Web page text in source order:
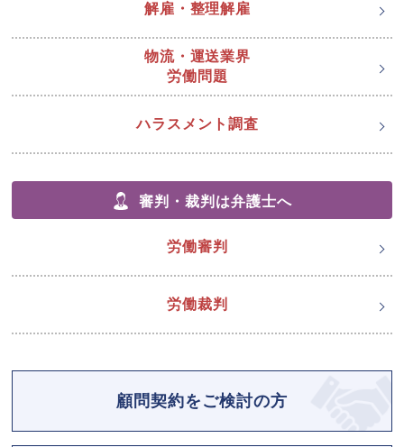
解雇・整理解雇
物流・運送業界
労働問題
ハラスメント調査
審判・裁判は弁護士へ
労働審判
労働裁判
顧問契約をご検討の方